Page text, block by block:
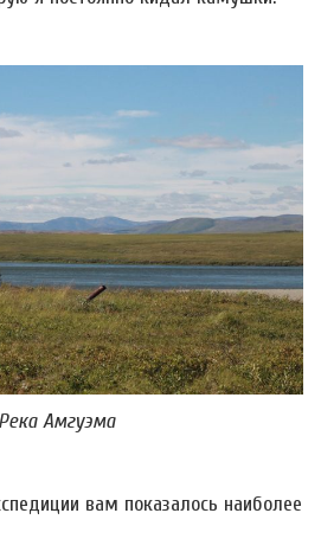
Река Амгуэма
вам показалось наиболее